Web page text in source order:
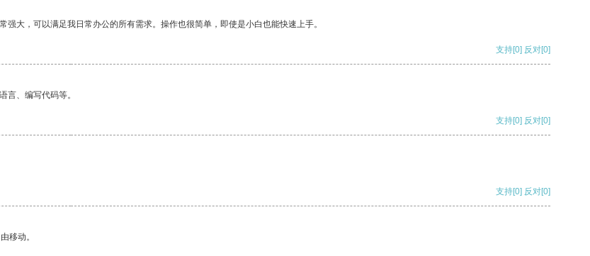
大，可以满足我日常办公的所有需求。操作也很简单，即使是小白也能快速上手。
支持[0] 反对[0]
言、编写代码等。
支持[0] 反对[0]
支持[0] 反对[0]
移动。